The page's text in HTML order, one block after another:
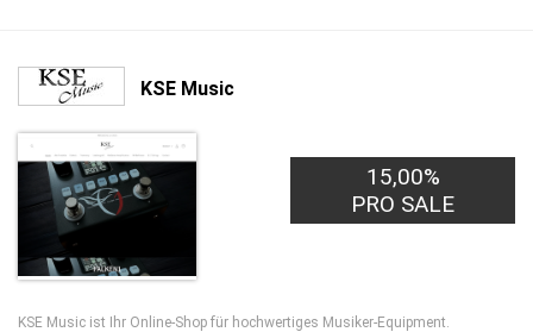
KSE Music
15,00%
PRO SALE
KSE Music ist Ihr Online-Shop für hochwertiges Musiker-Equipment.